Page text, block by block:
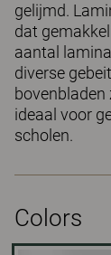
gelijmd.
dat
aantal
diverse
bovenbladen
ideaal voor
scholen.
Colors